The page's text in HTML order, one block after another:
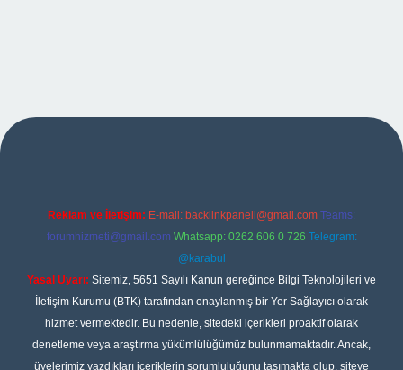
Reklam ve İletişim: E-mail: backlinkpaneli@gmail.com Teams:
forumhizmeti@gmail.com Whatsapp: 0262 606 0 726 Telegram:
@karabul
Yasal Uyarı: Sitemiz, 5651 Sayılı Kanun gereğince Bilgi Teknolojileri ve
İletişim Kurumu (BTK) tarafından onaylanmış bir Yer Sağlayıcı olarak
hizmet vermektedir. Bu nedenle, sitedeki içerikleri proaktif olarak
denetleme veya araştırma yükümlülüğümüz bulunmamaktadır. Ancak,
üyelerimiz yazdıkları içeriklerin sorumluluğunu taşımakta olup, siteye